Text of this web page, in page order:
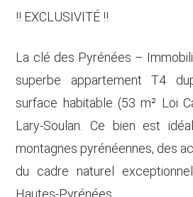
!! EXCLUSIVITÉ !!
La clé des Pyrénées –
superbe appartement T4
surface habitable (53 m² Loi
Lary-Soulan. Ce bien est
montagnes pyrénéennes, des
du cadre naturel
Hautes-Pyrénées.